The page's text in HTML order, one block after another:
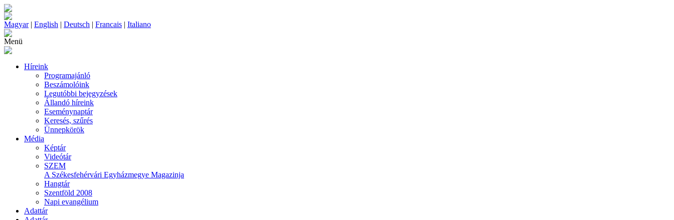
Magyar| English | Deutsch | Francais | Italiano
Menü
Híreink
Programajánló
Beszámolóink
Legutóbbi bejegyzések
Állandó híreink
Eseménynaptár
Keresés, szűrés
Ünnepkörök
Média
Képtár
Videótár
SZEM
A Székesfehérvári Egyházmegye Magazinja
Hangtár
Szentföld 2008
Napi evangélium
Adattár